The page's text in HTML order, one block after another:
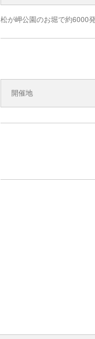
松が岬公園のお堀で約6000
開催地